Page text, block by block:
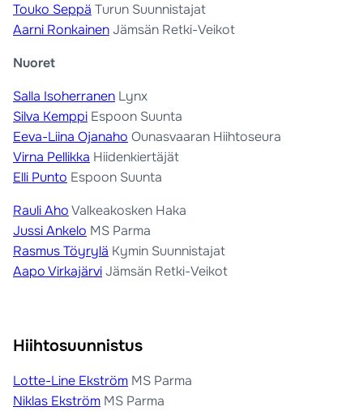
Touko Seppä Turun Suunnistajat
Aarni RonkainenJämsän Retki-Veikot
Nuoret
Salla Isoherranen Lynx
Silva Kemppi Espoon Suunta
Eeva-Liina Ojanaho Ounasvaaran Hiihtoseura
Virna Pellikka Hiidenkiertäjät
Elli Punto Espoon Suunta
Rauli AhoValkeakosken Haka
Jussi Ankelo MS Parma
Rasmus Töyrylä Kymin Suunnistajat
Aapo VirkajärviJämsän Retki-Veikot
Hiihtosuunnistus
Lotte-Line Ekström MS Parma
Niklas Ekström MS Parma